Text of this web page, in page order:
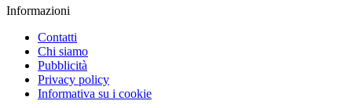
Informazioni
Contatti
Chi siamo
Pubblicità
Privacy policy
Informativa su i cookie